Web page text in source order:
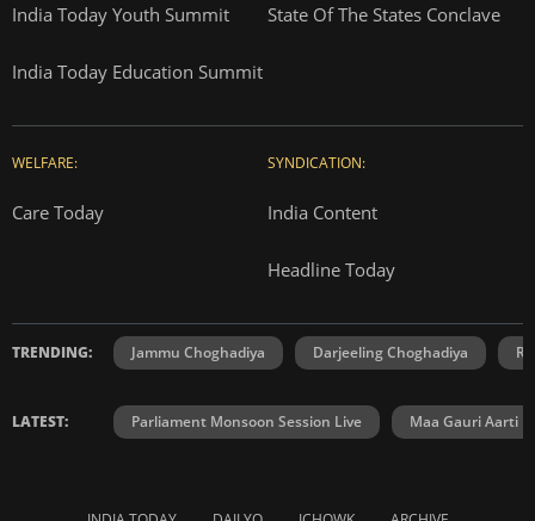
India Today Youth Summit State Of The States Conclave
India Today Education Summit
WELFARE:
Care Today
SYNDICATION:
India Content
Headline Today
TRENDING: Jammu Choghadiya Darjeeling Choghadiya
LATEST: Parliament Monsoon Session Live Maa Gauri Aarti